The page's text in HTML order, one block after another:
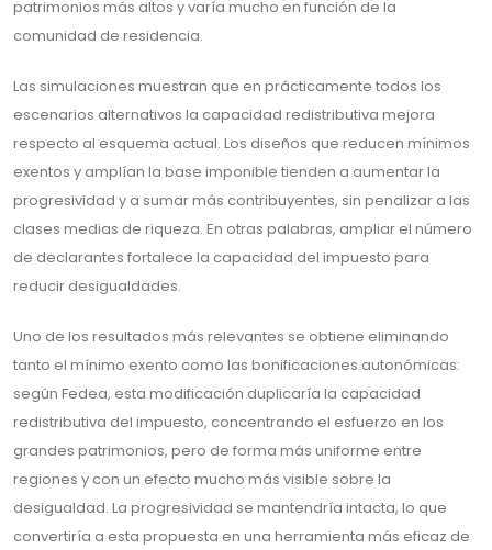
patrimonios más altos y varía mucho en función de la
comunidad de residencia.
Las simulaciones muestran que en prácticamente todos los
escenarios alternativos la capacidad redistributiva mejora
respecto al esquema actual. Los diseños que reducen mínimos
exentos y amplían la base imponible tienden a aumentar la
progresividad y a sumar más contribuyentes, sin penalizar a las
clases medias de riqueza. En otras palabras, ampliar el número
de declarantes fortalece la capacidad del impuesto para
reducir desigualdades.
Uno de los resultados más relevantes se obtiene eliminando
tanto el mínimo exento como las bonificaciones autonómicas:
según Fedea, esta modificación duplicaría la capacidad
redistributiva del impuesto, concentrando el esfuerzo en los
grandes patrimonios, pero de forma más uniforme entre
regiones y con un efecto mucho más visible sobre la
desigualdad. La progresividad se mantendría intacta, lo que
convertiría a esta propuesta en una herramienta más eficaz de